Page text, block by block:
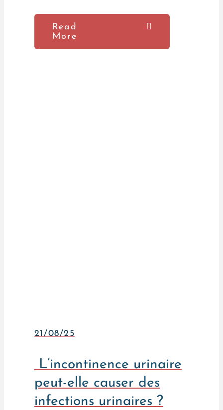
Read
More
21/08/25
L’incontinence urinaire
peut-elle causer des
infections urinaires ?